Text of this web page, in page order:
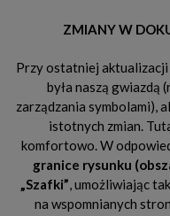
ZMIANY W
Przy ostatniej aktualizacji
była naszą gwiazdą
zarządzania symbolami),
istotnych zmian.
komfortowo. W
granice rysunku
„Szafki”, umożliwiając
na wspomnianych